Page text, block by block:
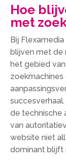
Hoe
met
Bij
blijven met de
het gebied
de technische
van
website niet
dominant blijft